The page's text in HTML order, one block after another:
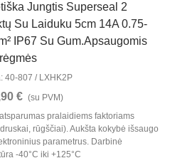
Jungtis Superseal 2
Su Laiduku 5cm 14A 0.75-
IP67 Su Gum.apsaugomis
40-807 / LXHK2P
€ (su PVM)
pralaidiems faktoriams
rūgščiai). Aukšta kokybė išsaugo
parametrus. Darbinė
-40°C iki +125°C